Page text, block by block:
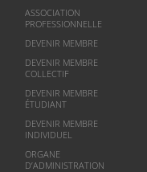
ASSOCIATION
PROFESSIONNELLE
DEVENIR MEMBRE
DEVENIR MEMBRE
COLLECTIF
DEVENIR MEMBRE
ÉTUDIANT
DEVENIR MEMBRE
INDIVIDUEL
ORGANE
D’ADMINISTRATION